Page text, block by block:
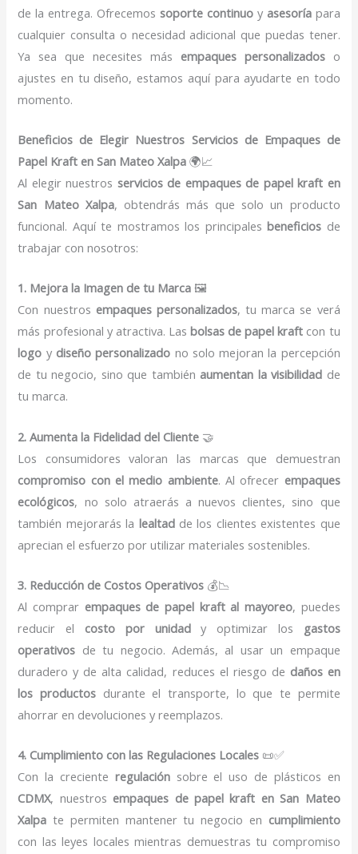
de la entrega. Ofrecemos soporte continuoy asesoríapara
cualquier consulta o necesidad adicional que puedas tener.
Ya sea que necesites más empaques personalizadoso
ajustes en tu diseño, estamos aquí para ayudarte en todo
momento.
Beneficios de Elegir Nuestros Servicios de Empaques de
Papel Kraft en San Mateo Xalpa 🌍📈
Al elegir nuestros servicios de empaques de papel kraft en
San Mateo Xalpa, obtendrás más que solo un producto
funcional. Aquí te mostramos los principalesbeneficios de
trabajar con nosotros:
1. Mejora la Imagen de tu Marca 🖼️
Con nuestros empaques personalizados, tu marca se verá
más profesional y atractiva. Las bolsas de papel kraft con tu
logo y diseño personalizado no solo mejoran la percepción
de tu negocio, sino que también aumentan la visibilidad de
tu marca.
2. Aumenta la Fidelidad del Cliente 🤝
Los consumidores valoran las marcas que demuestran
compromiso con el medio ambiente. Al ofrecer empaques
ecológicos, no solo atraerás a nuevos clientes, sino que
también mejorarás la lealtadde los clientes existentes que
aprecian el esfuerzo por utilizar materiales sostenibles.
3. Reducción de Costos Operativos 💰📉
Al comprar empaques de papel kraft al mayoreo, puedes
reducir el costo por unidady optimizar los gastos
operativos de tu negocio. Además, al usar un empaque
duradero y de alta calidad, reduces el riesgo de daños en
los productos durante el transporte, lo que te permite
ahorrar en devoluciones y reemplazos.
4. Cumplimiento con las Regulaciones Locales 📜✅
Con la creciente regulaciónsobre el uso de plásticos en
CDMX, nuestros empaques de papel kraft en San Mateo
Xalpa te permiten mantener tu negocio en cumplimiento
con las leyes locales mientras demuestras tu compromiso